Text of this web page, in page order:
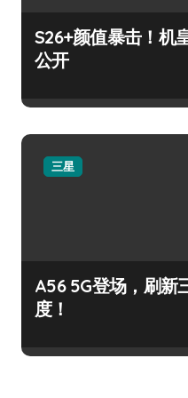
S26+颜值暴击！机
公开
三星
A56 5G登场，刷新
度！